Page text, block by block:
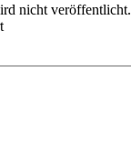
nicht veröffentlicht.